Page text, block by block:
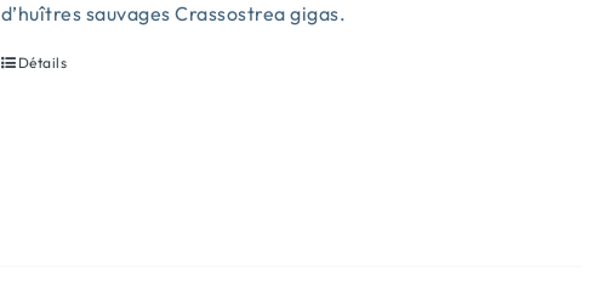
d’huîtres sauvages Crassostrea gigas.
Détails